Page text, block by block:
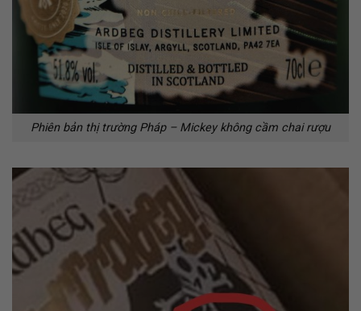
Phiên bản thị trường Pháp – Mickey không cầm chai rượu